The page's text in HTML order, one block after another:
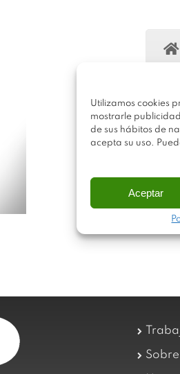
Utilizamos cookies
mostrarle
de sus hábitos de
acepta su uso.
Aceptar